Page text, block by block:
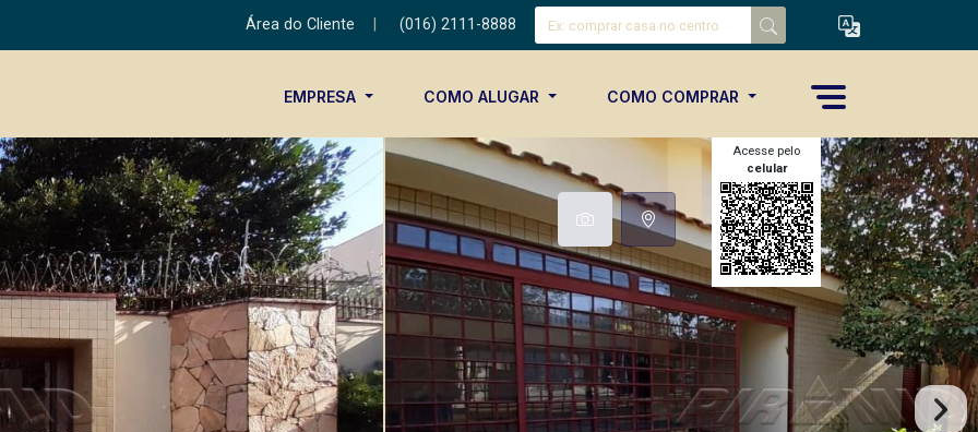
Área do Cliente (016) 2111-8888
EMPRESA COMO ALUGAR COMO COMPRAR
Acesse pelo
celular